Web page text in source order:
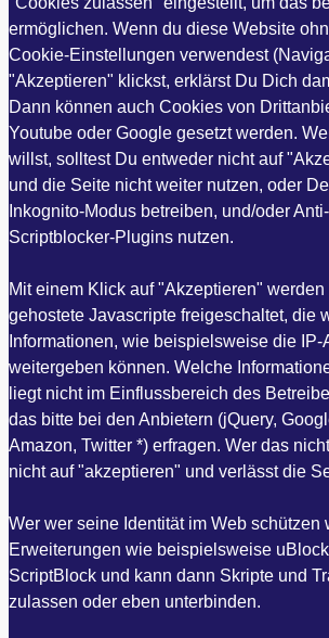
ermöglichen. Wenn du diese Website
Cookie-Einstellungen verwendest
"Akzeptieren" klickst, erklärst Du Dich
Dann können auch Cookies von
Youtube oder Google gesetzt werden.
willst, solltest Du entweder nicht auf
und die Seite nicht weiter nutzen, oder
Inkognito-Modus betreiben, und/oder
Scriptblocker-Plugins nutzen.
Mit einem Klick auf "Akzeptieren" werden
gehostete Javascripte freigeschaltet, die
Informationen, wie beispielsweise die
weitergeben können. Welche
liegt nicht im Einflussbereich des
das bitte bei den Anbietern (jQuery,
Amazon, Twitter *) erfragen. Wer das
nicht auf "akzeptieren" und verlässt die
Wer wer seine Identität im Web schützen
Erweiterungen wie beispielsweise
ScriptBlock und kann dann Skripte und
zulassen oder eben unterbinden.